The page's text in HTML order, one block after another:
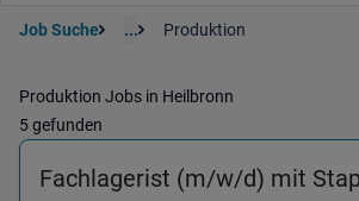
Job Suche ... Produktion
Produktion Jobs in Heilbronn
5 gefunden
Fachlagerist (m/w/d) mit